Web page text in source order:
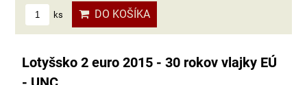
ks DO KOŠÍKA
Lotyšsko 2 euro 2015 - 30 rokov vlajky EÚ